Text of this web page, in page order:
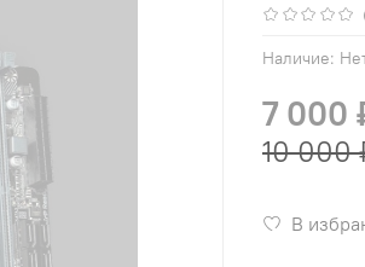
Наличие:
7 000
10 000
В